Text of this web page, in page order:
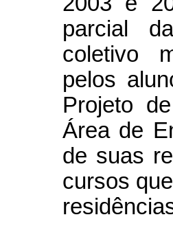
parcial
coletivo
pelos
Projeto
Área de
de suas
cursos